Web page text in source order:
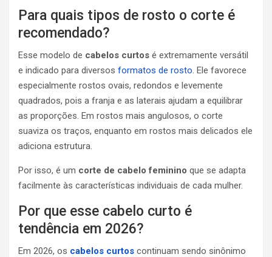
Para quais tipos de rosto o corte é
recomendado?
Esse modelo de cabelos curtos é extremamente versátil
e indicado para diversos formatos de rosto. Ele favorece
especialmente rostos ovais, redondos e levemente
quadrados, pois a franja e as laterais ajudam a equilibrar
as proporções. Em rostos mais angulosos, o corte
suaviza os traços, enquanto em rostos mais delicados ele
adiciona estrutura.
Por isso, é um corte de cabelo feminino que se adapta
facilmente às características individuais de cada mulher.
Por que esse cabelo curto é
tendência em 2026?
Em 2026, os cabelos curtos continuam sendo sinônimo